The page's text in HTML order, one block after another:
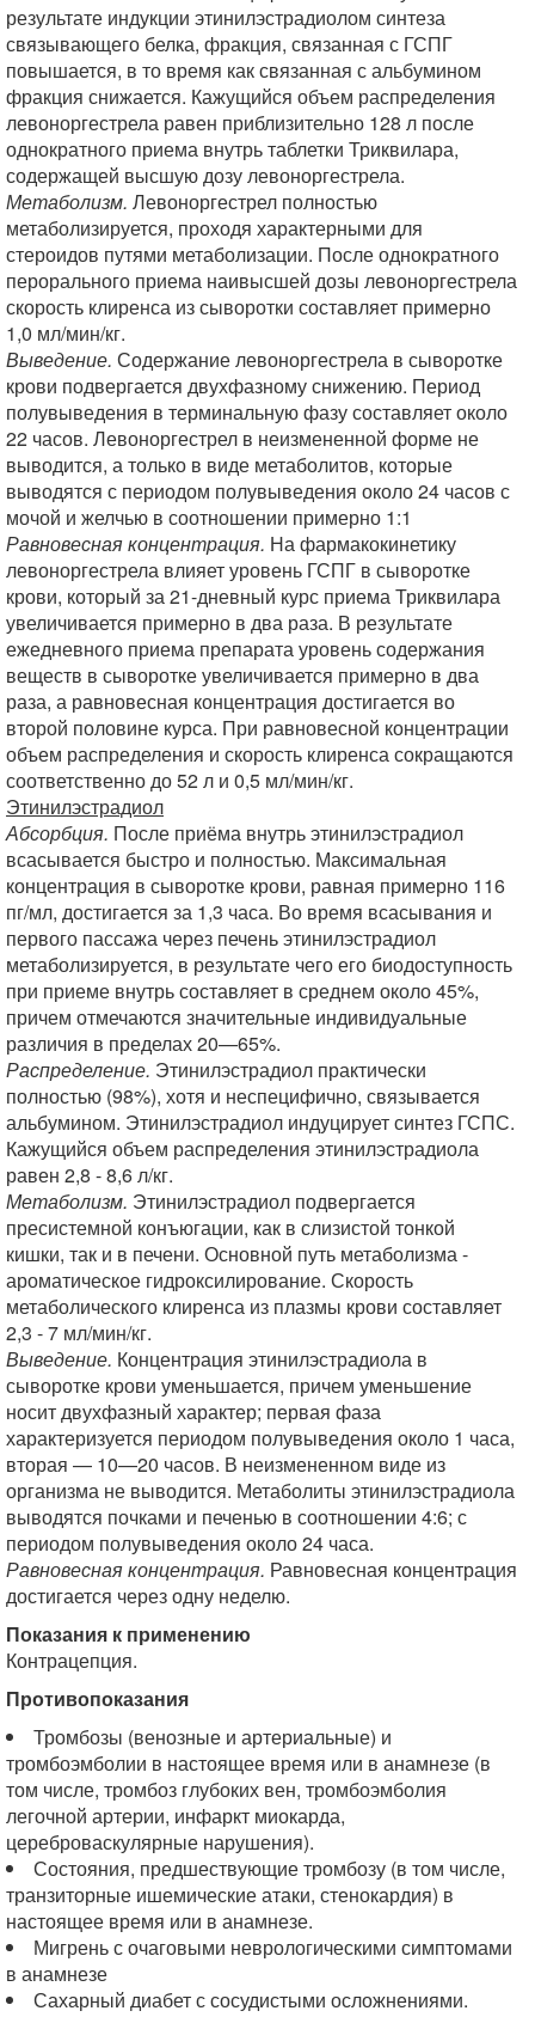
результате индукции этинилэстрадиолом синтеза
связывающего белка, фракция, связанная с ГСПГ
повышается, в то время как связанная с альбумином
фракция снижается. Кажущийся объем распределения
левоноргестрела равен приблизительно 128 л после
однократного приема внутрь таблетки Триквилара,
содержащей высшую дозу левоноргестрела.
Метаболизм. Левоноргестрел полностью
метаболизируется, проходя характерными для
стероидов путями метаболизации. После однократного
перорального приема наивысшей дозы левоноргестрела
скорость клиренса из сыворотки составляет примерно
1,0 мл/мин/кг.
Выведение. Содержание левоноргестрела в сыворотке
крови подвергается двухфазному снижению. Период
полувыведения в терминальную фазу составляет около
22 часов. Левоноргестрел в неизмененной форме не
выводится, а только в виде метаболитов, которые
выводятся с периодом полувыведения около 24 часов с
мочой и желчью в соотношении примерно 1:1
Равновесная концентрация. На фармакокинетику
левоноргестрела влияет уровень ГСПГ в сыворотке
крови, который за 21-дневный курс приема Триквилара
увеличивается примерно в два раза. В результате
ежедневного приема препарата уровень содержания
веществ в сыворотке увеличивается примерно в два
раза, а равновесная концентрация достигается во
второй половине курса. При равновесной концентрации
объем распределения и скорость клиренса сокращаются
соответственно до 52 л и 0,5 мл/мин/кг.
Этинилэстрадиол
Абсорбция. После приёма внутрь этинилэстрадиол
всасывается быстро и полностью. Максимальная
концентрация в сыворотке крови, равная примерно 116
пг/мл, достигается за 1,3 часа. Во время всасывания и
первого пассажа через печень этинилэстрадиол
метаболизируется, в результате чего его биодоступность
при приеме внутрь составляет в среднем около 45%,
причем отмечаются значительные индивидуальные
различия в пределах 20—65%.
Распределение. Этинилэстрадиол практически
полностью (98%), хотя и неспецифично, связывается
альбумином. Этинилэстрадиол индуцирует синтез ГСПС.
Кажущийся объем распределения этинилэстрадиола
равен 2,8 - 8,6 л/кг.
Метаболизм. Этинилэстрадиол подвергается
пресистемной конъюгации, как в слизистой тонкой
кишки, так и в печени. Основной путь метаболизма -
ароматическое гидроксилирование. Скорость
метаболического клиренса из плазмы крови составляет
2,3 - 7 мл/мин/кг.
Выведение. Концентрация этинилэстрадиола в
сыворотке крови уменьшается, причем уменьшение
носит двухфазный характер; первая фаза
характеризуется периодом полувыведения около 1 часа,
вторая — 10—20 часов. В неизмененном виде из
организма не выводится. Метаболиты этинилэстрадиола
выводятся почками и печенью в соотношении 4:6; с
периодом полувыведения около 24 часа.
Равновесная концентрация. Равновесная концентрация
достигается через одну неделю.
Показания к применению
Контрацепция.
Противопоказания
Тромбозы (венозные и артериальные) и
тромбоэмболии в настоящее время или в анамнезе (в
том числе, тромбоз глубоких вен, тромбоэмболия
легочной артерии, инфаркт миокарда,
цереброваскулярные нарушения).
Состояния, предшествующие тромбозу (в том числе,
транзиторные ишемические атаки, стенокардия) в
настоящее время или в анамнезе.
Мигрень с очаговыми неврологическими симптомами
в анамнезе
Сахарный диабет с сосудистыми осложнениями.